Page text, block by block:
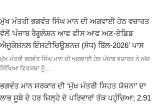
ਮੁੱਖ ਮੰਤਰੀ ਭਗਵੰਤ ਸਿੰਘ ਮਾਨ ਦੀ ਅਗਵਾਈ ਹੇਠ ਵਜ਼ਾਰਤ
ਵੱਲੋਂ ‘ਪੰਜਾਬ ਰੈਗੂਲੇਸ਼ਨ ਆਫ ਫੀਸ ਆਫ ਅਣ-ਏਡਿਡ
ਐਜੂਕੇਸ਼ਨਲ ਇੰਸਟੀਚਿਊਸ਼ਨਜ਼ (ਸੋਧ) ਬਿੱਲ-2026’ ਪਾਸ
ਮੁੱਖ ਮੰਤਰੀ ਭਗਵੰਤ ਸਿੰਘ ਮਾਨ ਦੀ ਅਗਵਾਈ ਹੇਠ ਪੰਜਾਬ ਵਜ਼ਾਰਤ ਨੇ ਅੱਜ
ਸਿੱਖਿਆ ਵਿਵਸਥਾ ਨੂੰ…
ਭਗਵੰਤ ਮਾਨ ਸਰਕਾਰ ਦੀ ‘ਮੁੱਖ ਮੰਤਰੀ ਸਿਹਤ ਯੋਜਨਾ’ ਦਾ
ਲਾਭ ਸੂਬੇ ਦੇ ਹਰ ਜ਼ਿਲ੍ਹੇ ਦੇ ਪਰਿਵਾਰਾਂ ਤੱਕ ਪਹੁੰਚਿਆ; 2.91